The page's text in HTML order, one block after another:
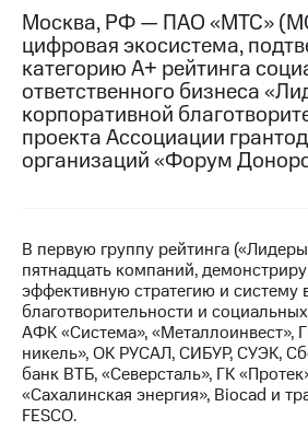
Контакты
Медиа-центр
Пресс-
релизы
МТС
о технологиях
Интервью
Финансовая
отчетность
Контакты
Новости
Москва, РФ — ПАО «МТС»
цифровая экосистема,
категорию А+ рейтинга
ответственного бизнеса
корпоративной
проекта Ассоциации
организаций «Форум
В первую группу рейтинга
пятнадцать компаний,
эффективную стратегию и систему
благотворительности и
АФК «Система», «Металлоинвест»,
никель», ОК РУСАЛ, СИБУР, СУЭК,
банк ВТБ, «Северсталь», ГК
«Сахалинская энергия», Biocad и
FESCO.